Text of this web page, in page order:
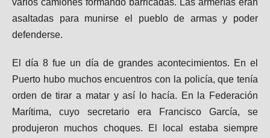
varios camiones formando barricadas. Las armerías eran
asaltadas para munirse el pueblo de armas y poder
defenderse.
El día 8 fue un día de grandes acontecimientos. En el
Puerto hubo muchos encuentros con la policía, que tenía
orden de tirar a matar y así lo hacía. En la Federación
Marítima, cuyo secretario era Francisco García, se
produjeron muchos choques. El local estaba siempre